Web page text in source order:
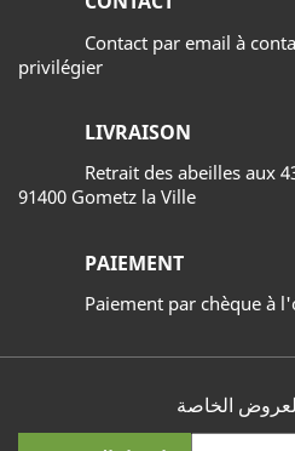
Contact par email à
privilégier
LIVRAISON
Retrait des abeilles aux
91400 Gometz la Ville
PAIEMENT
Paiement par chèque à
الخاصة